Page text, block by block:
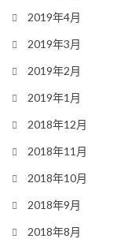
2019年4月
2019年3月
2019年2月
2019年1月
2018年12月
2018年11月
2018年10月
2018年9月
2018年8月